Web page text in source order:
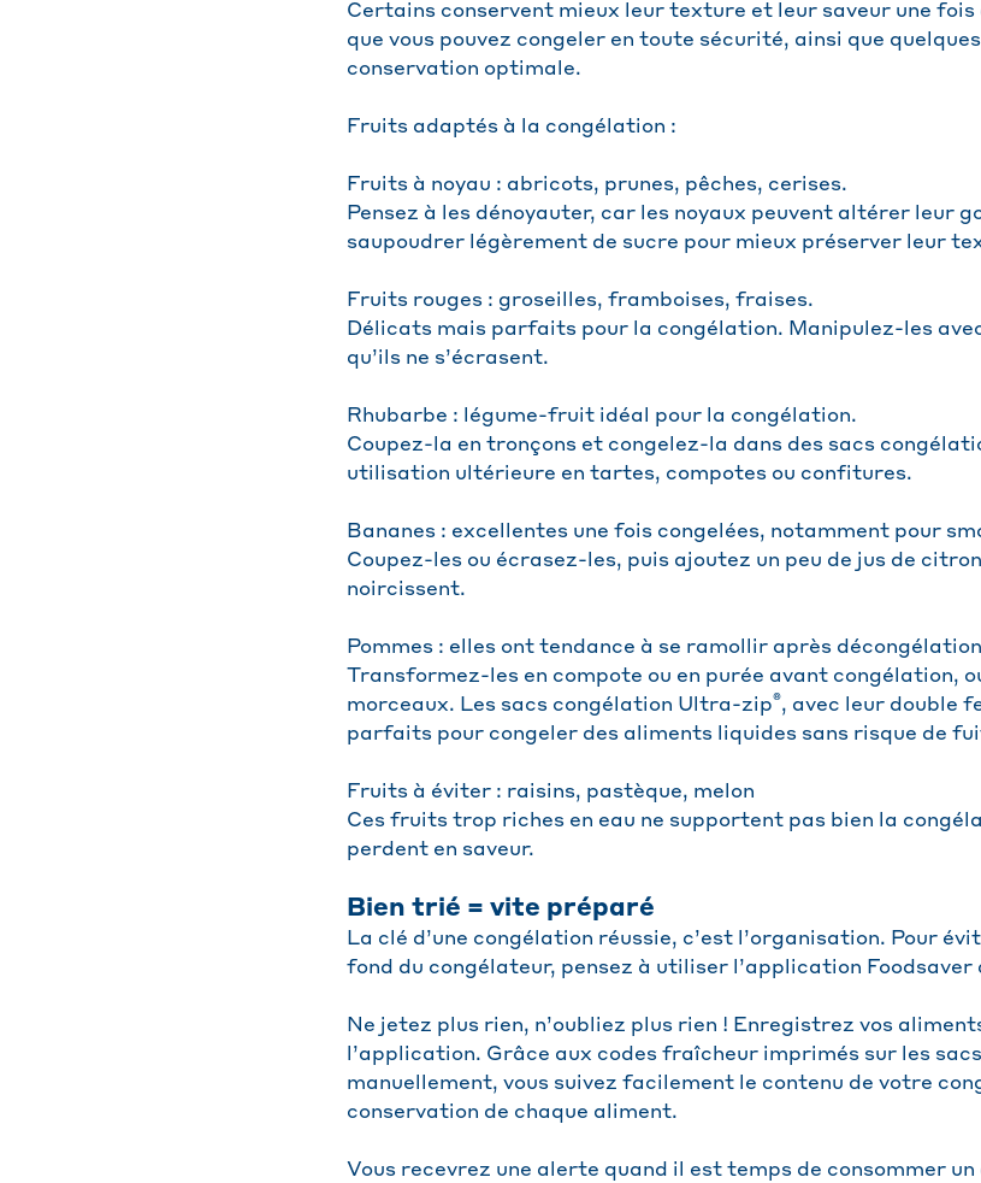
Certains conservent mieux leur texture et leur saveur une
que vous pouvez congeler en toute sécurité, ainsi que
conservation optimale.
Fruits adaptés à la congélation :
Fruits à noyau : abricots, prunes, pêches, cerises.
Pensez à les dénoyauter, car les noyaux peuvent altérer leur
saupoudrer légèrement de sucre pour mieux préserver leur
Fruits rouges : groseilles, framboises, fraises.
Délicats mais parfaits pour la congélation. Manipulez-les
qu’ils ne s’écrasent.
Rhubarbe : légume-fruit idéal pour la congélation.
Coupez-la en tronçons et congelez-la dans des sacs
utilisation ultérieure en tartes, compotes ou confitures.
Bananes : excellentes une fois congelées, notamment pour
Coupez-les ou écrasez-les, puis ajoutez un peu de jus de
noircissent.
Pommes : elles ont tendance à se ramollir après
Transformez-les en compote ou en purée avant congélation,
morceaux. Les sacs congélation Ultra-zip®, avec leur double
parfaits pour congeler des aliments liquides sans risque de
Fruits à éviter : raisins, pastèque, melon
Ces fruits trop riches en eau ne supportent pas bien la
perdent en saveur.
Bien trié = vite préparé
La clé d’une congélation réussie, c’est l’organisation. Pour
fond du congélateur, pensez à utiliser l’application Foodsaver
Ne jetez plus rien, n’oubliez plus rien ! Enregistrez vos
l’application. Grâce aux codes fraîcheur imprimés sur les
manuellement, vous suivez facilement le contenu de votre
conservation de chaque aliment.
Vous recevrez une alerte quand il est temps de consommer